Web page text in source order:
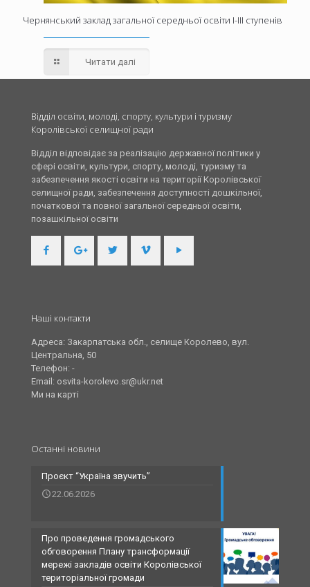
Чернянський заклад загальної середньої освіти І-ІІІ ступенів
Читати далі
Відділ освіти, молоді, спорту, культури і туризму
Королівської селищної ради
Відділ відповідає за реалізацію державної політики у
сфері освіти, культури, спорту, молоді, туризму та
забезпечення якості освіти на території Королівської
селищної ради, забезпечення доступності дошкільної,
початкової та повної загальної середньої освіти,
позашкільної освіти
Наші контакти
Адреса: Закарпатська обл., селище Королево, вул.
Центральна, 50
Телефон: -
Email: osvita-korolevo.sr@ukr.net
Ми на карті
Останні новини
Проєкт “Україна звучить”
22.06.2026
Про проведення громадського
обговорення Плану трансформації
мережі закладів освіти Королівської
територіальної громади